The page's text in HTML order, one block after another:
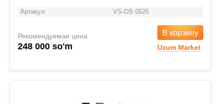
Артикул VS-OS 0525
Рекомендуемая цена
248 000 so'm
В корзину
Uzum Market